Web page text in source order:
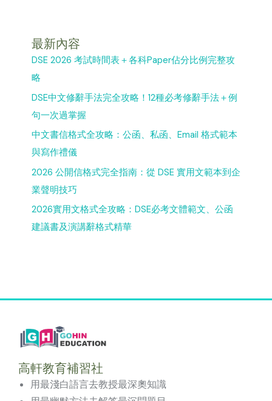
最新內容
DSE 2026 考試時間表＋各科Paper佔分比例完整攻
略
DSE中文修辭手法完全攻略！12種必考修辭手法＋例
句一次過掌握
中文書信格式全攻略：公函、私函、Email 格式範本
與寫作禮儀
2026 公開信格式完全指南：從 DSE 實用文範本到企
業聲明技巧
2026實用文格式全攻略：DSE必考文體範文、公函
建議書及演講辭格式精華
高軒教育補習社
用最淺白語言去教授最深奧知識